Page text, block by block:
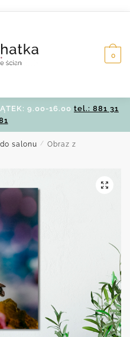
0
9.00-16.00 tel.: 881 31
salonu / Obraz z